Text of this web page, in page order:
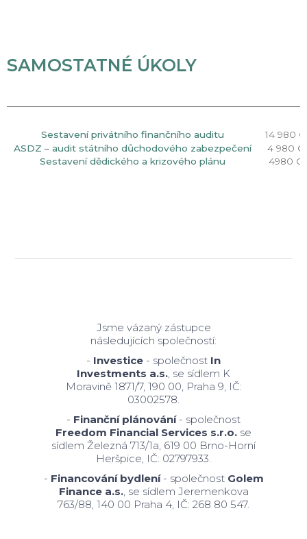
SAMOSTATNÉ ÚKOLY
Sestavení privátního finančního auditu
ASDZ – audit státního důchodového zabezpečení
Sestavení dědického a krizového plánu
14 980
4 980
4980
Jsme vázaný zástupce
následujících společností:
- Investice - společnost In
Investments a.s. , se sídlem K
Moravině 1871/7, 190 00, Praha 9, IČ:
03002578.
- Finanční plánování- společnost
Freedom Financial Services s.r.o. se
sídlem Železná 713/1a, 619 00 Brno-Horní
Heršpice, IČ: 02797933.
- Financování bydlení- společnost Golem
Finance a.s., se sídlem Jeremenkova
763/88, 140 00 Praha 4, IČ: 268 80 547.